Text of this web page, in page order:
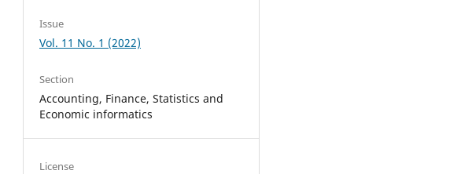
Issue
Vol. 11 No. 1 (2022)
Section
Accounting, Finance, Statistics and
Economic informatics
License